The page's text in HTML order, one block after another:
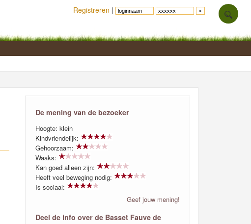
De mening van de bezoeker
Hoogte: klein
Kindvriendelijk:
Gehoorzaam:
Waaks:
Kan goed alleen zijn:
Heeft veel beweging nodig:
Is sociaal:
Geef jouw mening!
Deel de info over de Basset Fauve de
Registreren |